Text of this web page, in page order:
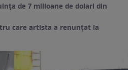
de 7 milioane de dolari din
care artista a renunțat la